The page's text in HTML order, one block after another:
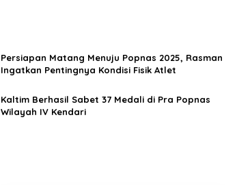
Persiapan Matang Menuju Popnas 2025, Rasman
Ingatkan Pentingnya Kondisi Fisik Atlet
Kaltim Berhasil Sabet 37 Medali di Pra Popnas
Wilayah IV Kendari